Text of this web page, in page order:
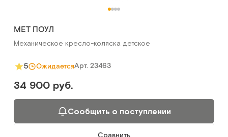
MET ПОУЛ
Механическое кресло-коляска детское
5 ОжидаетсяАрт. 23463
34 900 руб.
Сообщить о поступлении